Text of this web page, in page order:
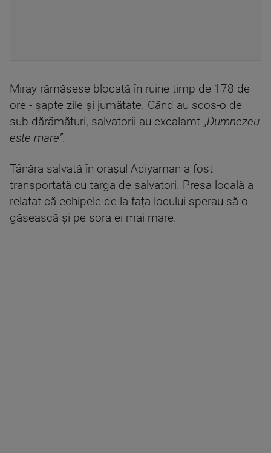
Miray rămăsese blocată în ruine timp de 178 de
ore - șapte zile și jumătate. Când au scos-o de
sub dărâmături, salvatorii au excalamt „Dumnezeu
este mare”.
Tânăra salvată în orașul Adiyaman a fost
transportată cu targa de salvatori. Presa locală a
relatat că echipele de la fața locului sperau să o
găsească și pe sora ei mai mare.